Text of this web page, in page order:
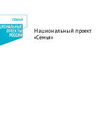
Национальный проект
«Семья»